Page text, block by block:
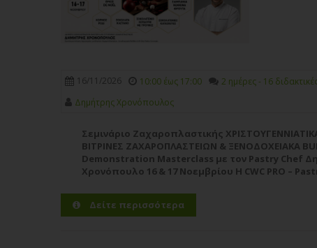
16/11/2026 10:00 έως 17:00
2 ημέρες - 16
Δημήτρης Χρονόπουλος
Σεμινάριο Ζαχαροπλαστικής
ΒΙΤΡΙΝΕΣ ΖΑΧΑΡΟΠΛΑΣΤΕΙΩΝ & ΞΕΝΟΔΟΧΕΙΑΚΑ
Demonstration Masterclass με τον Pastry Chef
Χρονόπουλο 16 & 17 Νοεμβρίου Η CWC PRO –
ένα υψηλού επιπέδου...
Δείτε περισσότερα